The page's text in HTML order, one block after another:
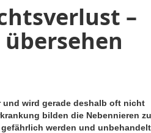
–
wird gerade deshalb oft nicht
bilden die Nebennieren zu
werden und